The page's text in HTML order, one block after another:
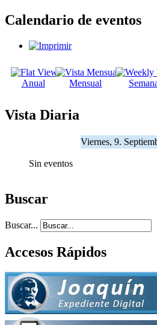
Calendario de eventos
Anual Mensual
Vista Diaria
Viernes, 9.
Sin eventos
Buscar
Buscar...
Accesos Rápidos